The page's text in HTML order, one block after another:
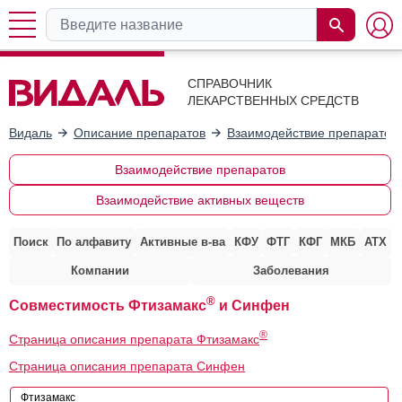
СПРАВОЧНИК
ЛЕКАРСТВЕННЫХ СРЕДСТВ
Видаль Описание препаратов Взаимодействие препаратов
Взаимодействие препаратов
Взаимодействие активных веществ
Поиск По алфавиту Активные в-ва КФУ ФТГ КФГ МКБ АТХ
Компании Заболевания
Совместимость Фтизамакс® и Синфен
Страница описания препарата Фтизамакс®
Страница описания препарата Синфен